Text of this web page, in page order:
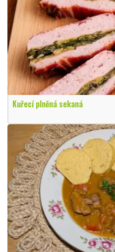
Kuřecí plněná sekaná